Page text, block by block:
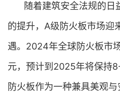
随着建筑安全法规的日
的提升，A级防火板市场迎
遇。2024年全球防火板市
元，预计到2025年将保持
防火板作为一种兼具美观